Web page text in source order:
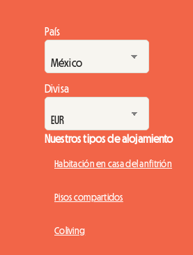
País
Divisa
Nuestros tipos de alojamiento
Habitación en casa del anfitrión
Pisos compartidos
Coliving